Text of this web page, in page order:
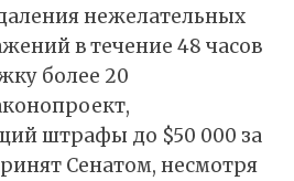
нежелательных
в течение 48 часов
более 20
штрафы до $50 000 за
Сенатом, несмотря